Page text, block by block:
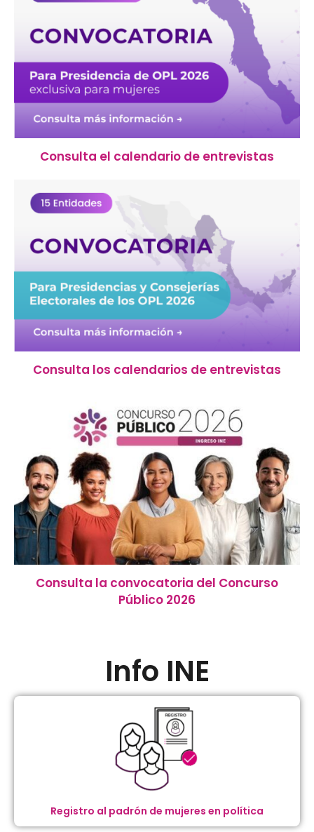
Consulta el calendario de entrevistas
Consulta los calendarios de entrevistas
Consulta la convocatoria del Concurso
Público 2026
Info INE
Registro al padrón de mujeres en política